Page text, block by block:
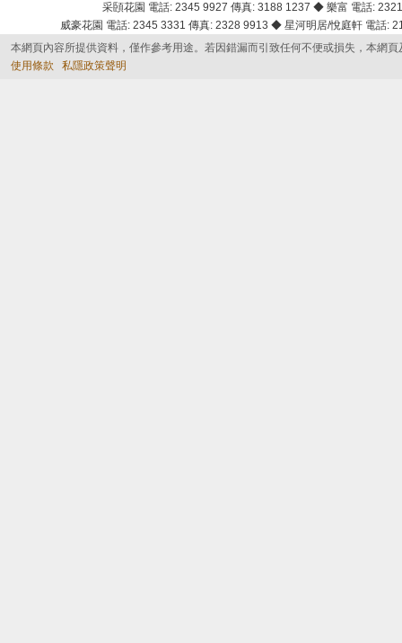
采頣花園 電話: 2345 9927 傳真: 3188 1237 ◆ 樂富 電話:
威豪花園 電話: 2345 3331 傳真: 2328 9913 ◆ 星河明居/悅庭軒 電話
本網頁內容所提供資料，僅作參考用途。若因錯漏而引致任何不便或損失，本網
使用條款
私隱政策聲明